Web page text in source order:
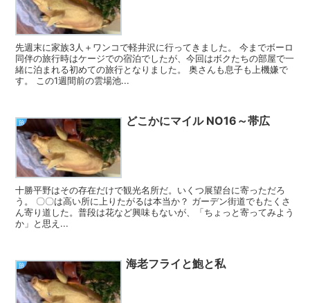
先週末に家族3人＋ワンコで軽井沢に行ってきました。 今までボーロ
同伴の旅行時はケージでの宿泊でしたが、今回はボクたちの部屋で一
緒に泊まれる初めての旅行となりました。 奥さんも息子も上機嫌で
す。 この1週間前の雲場池...
旅 どこかにマイル NO16～帯広
十勝平野はその存在だけで観光名所だ。いくつ展望台に寄っただろ
う。 〇〇は高い所に上りたがるは本当か？ ガーデン街道でもたくさ
ん寄り道した。普段は花など興味もないが、「ちょっと寄ってみよう
か」と思え...
旅 海老フライと鮑と私